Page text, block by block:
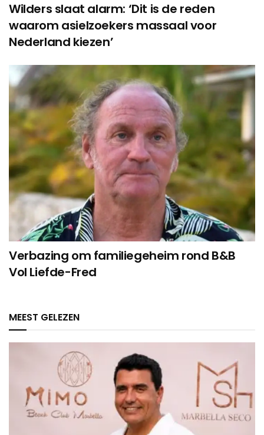
Wilders slaat alarm: ‘Dit is de reden
waarom asielzoekers massaal voor
Nederland kiezen’
Verbazing om familiegeheim rond B&B
Vol Liefde-Fred
MEEST GELEZEN